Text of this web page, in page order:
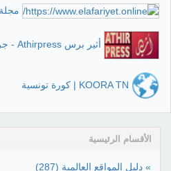
أثير برس Athirpress - جريدة الكترونية متجددة -
KOORA TN | كورة تونسية
الأقسام الرئيسية
» دليل المواقع العالمية (287)